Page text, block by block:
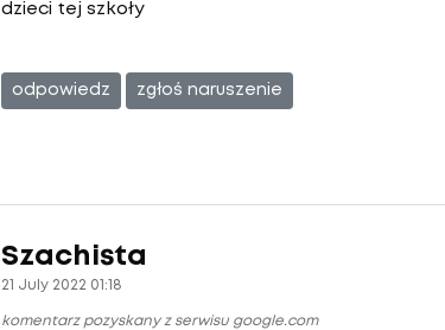
dzieci tej szkoły
odpowiedz zgłoś naruszenie
Szachista
21 July 2022 01:18
komentarz pozyskany z serwisu google.com